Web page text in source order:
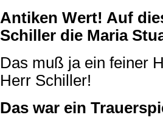
Antiken Wert! Auf
Schiller die Maria
Das muß ja ein feiner
Herr Schiller!
Das war ein